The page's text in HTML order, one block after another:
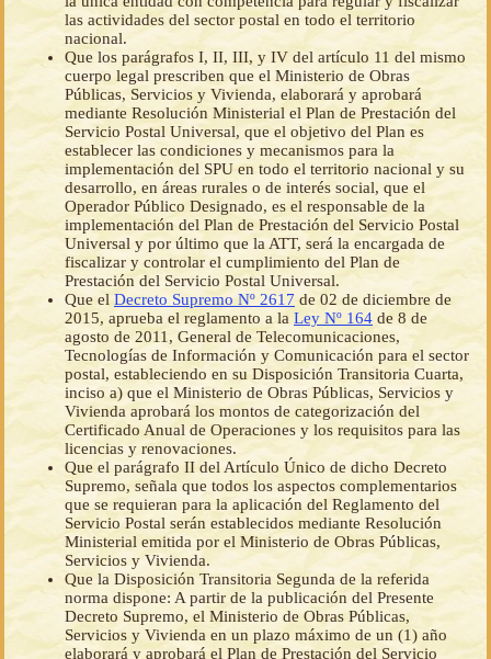
las actividades del sector postal en todo el territorio
nacional.
Que los parágrafos I, II, III, y IV del artículo 11 del mismo
cuerpo legal prescriben que el Ministerio de Obras
Públicas, Servicios y Vivienda, elaborará y aprobará
mediante Resolución Ministerial el Plan de Prestación del
Servicio Postal Universal, que el objetivo del Plan es
establecer las condiciones y mecanismos para la
implementación del SPU en todo el territorio nacional y su
desarrollo, en áreas rurales o de interés social, que el
Operador Público Designado, es el responsable de la
implementación del Plan de Prestación del Servicio Postal
Universal y por último que la ATT, será la encargada de
fiscalizar y controlar el cumplimiento del Plan de
Prestación del Servicio Postal Universal.
Que elDecreto Supremo Nº 2617 de 02 de diciembre de
2015, aprueba el reglamento a la Ley Nº 164 de 8 de
agosto de 2011, General de Telecomunicaciones,
Tecnologías de Información y Comunicación para el sector
postal, estableciendo en su Disposición Transitoria Cuarta,
inciso a) que el Ministerio de Obras Públicas, Servicios y
Vivienda aprobará los montos de categorización del
Certificado Anual de Operaciones y los requisitos para las
licencias y renovaciones.
Que el parágrafo II del Artículo Único de dicho Decreto
Supremo, señala que todos los aspectos complementarios
que se requieran para la aplicación del Reglamento del
Servicio Postal serán establecidos mediante Resolución
Ministerial emitida por el Ministerio de Obras Públicas,
Servicios y Vivienda.
Que la Disposición Transitoria Segunda de la referida
norma dispone: A partir de la publicación del Presente
Decreto Supremo, el Ministerio de Obras Públicas,
Servicios y Vivienda en un plazo máximo de un (1) año
elaborará y aprobará el Plan de Prestación del Servicio